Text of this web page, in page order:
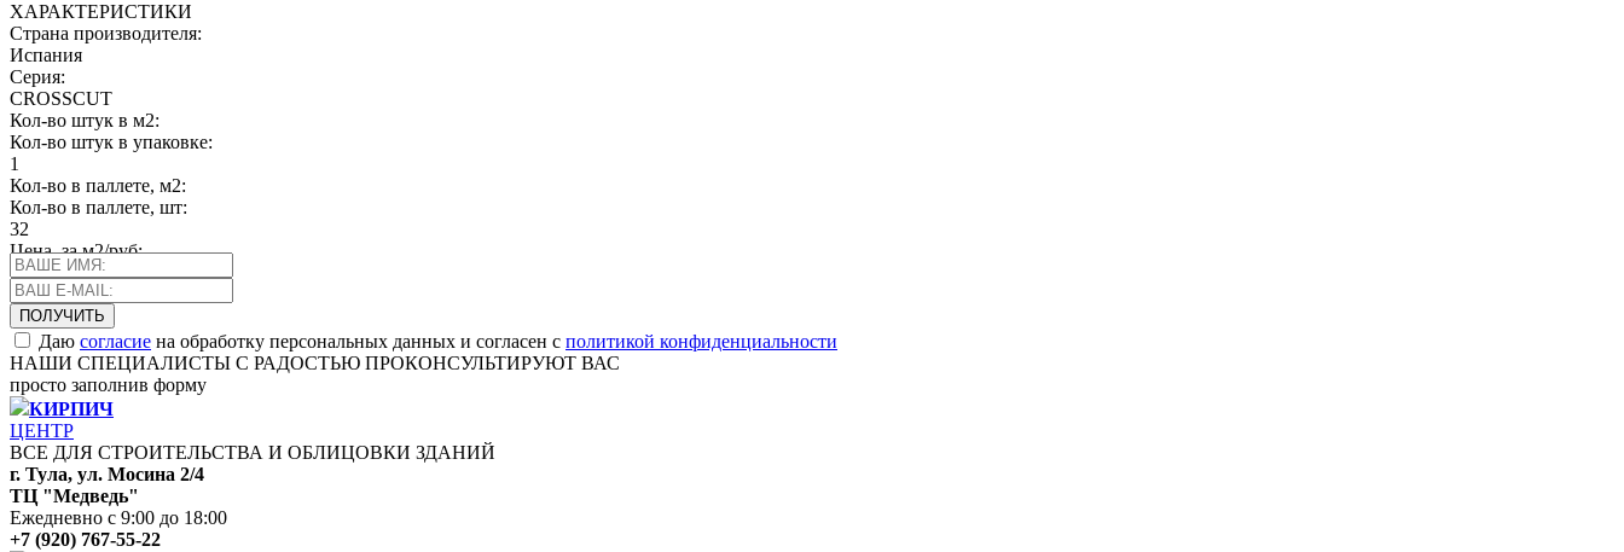
ХАРАКТЕРИСТИКИ
Страна производителя:
Испания
Серия:
CROSSCUT
Кол-во штук в м2:
Кол-во штук в упаковке:
1
Кол-во в паллете, м2:
Кол-во в паллете, шт:
32
Цена, за м2/руб:
Даю согласие на обработку персональных данных и согласен с политикой конфиденциальности
НАШИ СПЕЦИАЛИСТЫ С РАДОСТЬЮ ПРОКОНСУЛЬТИРУЮТ ВАС
просто заполнив форму
КИРПИЧ
ЦЕНТР
ВСЕ ДЛЯ СТРОИТЕЛЬСТВА И ОБЛИЦОВКИ ЗДАНИЙ
г. Тула, ул. Мосина 2/4
ТЦ "Медведь"
Ежедневно с 9:00 до 18:00
+7 (920) 767-55-22